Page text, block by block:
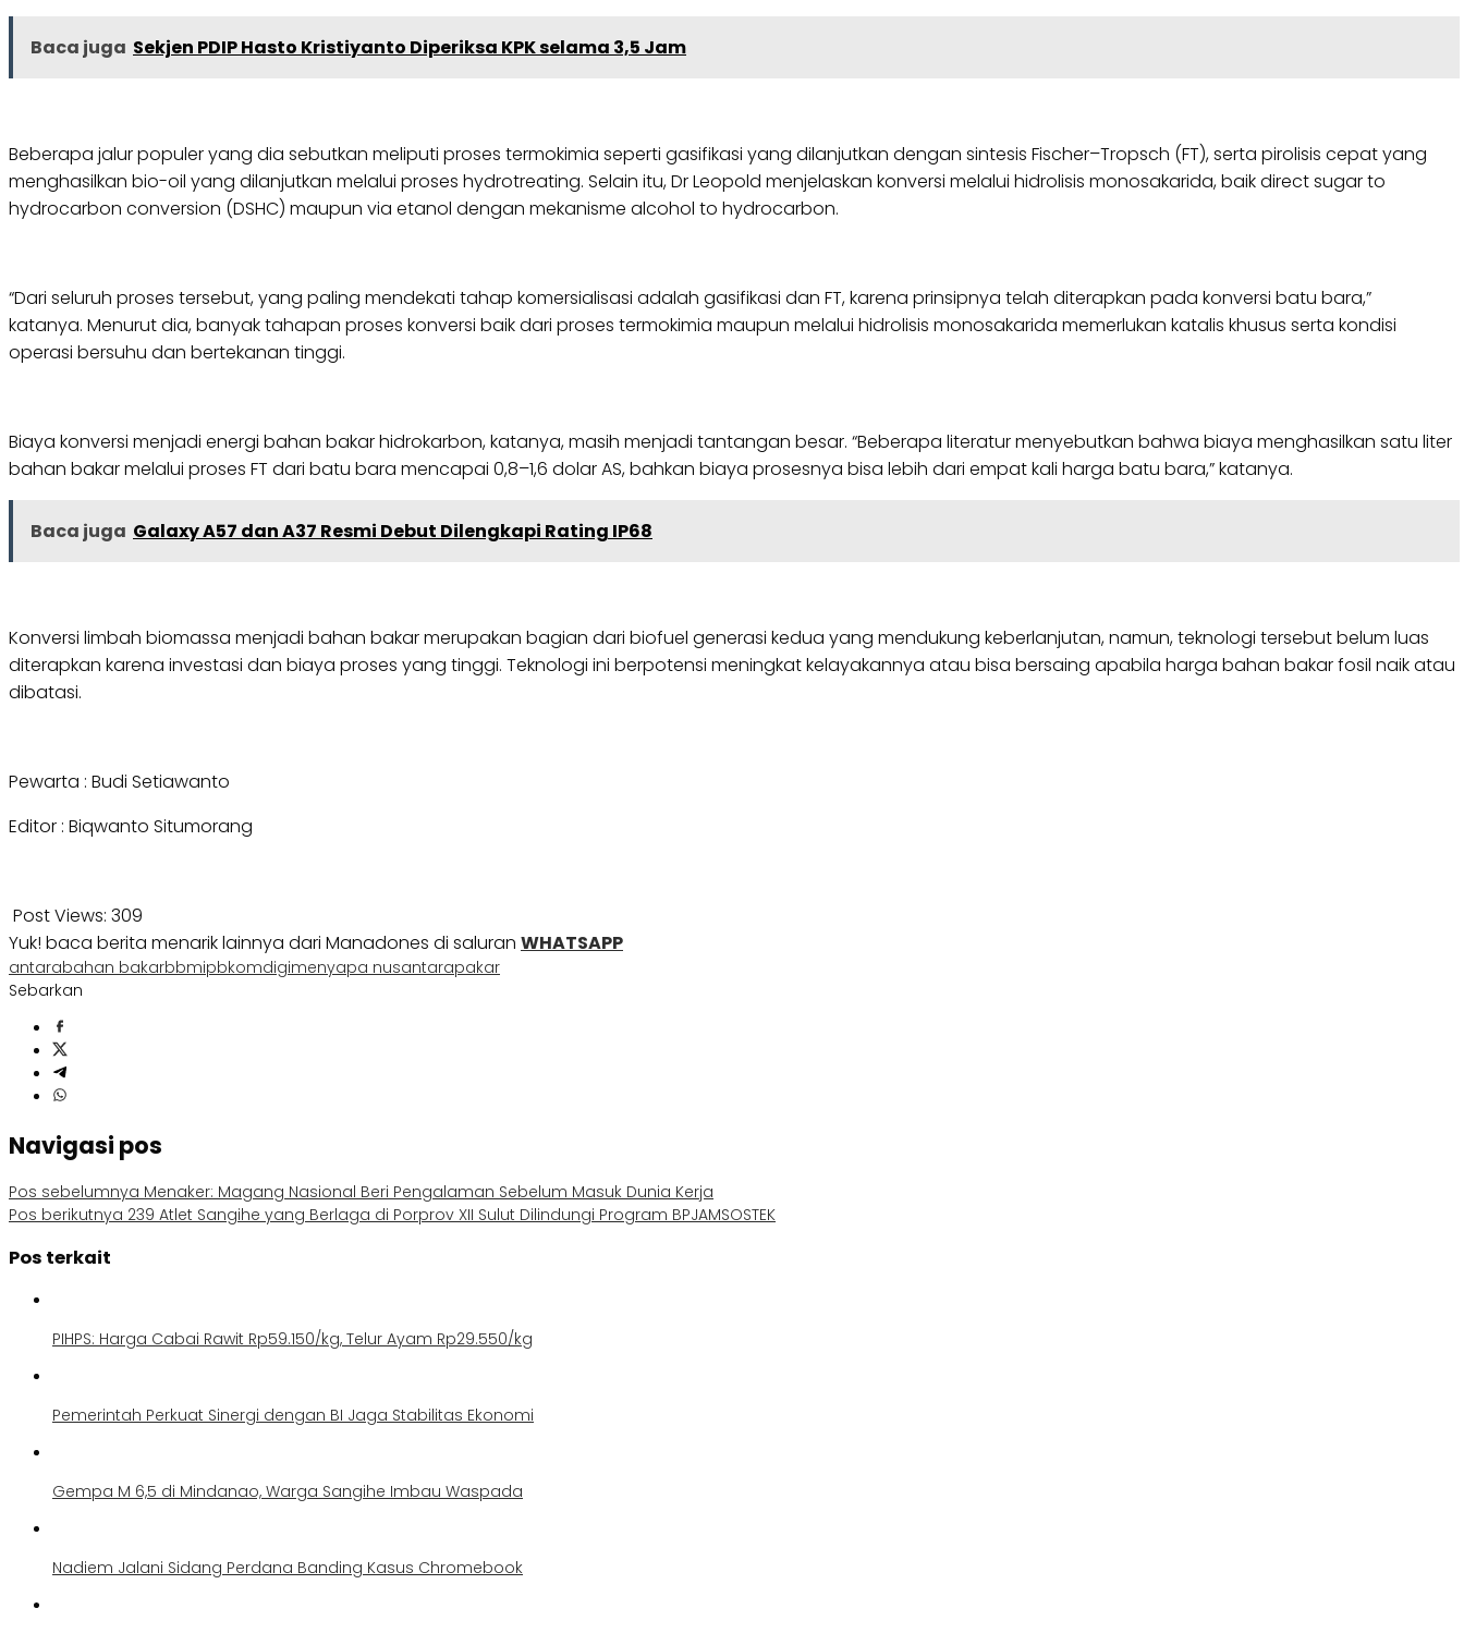
Baca juga Sekjen PDIP Hasto Kristiyanto Diperiksa KPK selama 3,5 Jam
Beberapa jalur populer yang dia sebutkan meliputi proses termokimia seperti gasifikasi yang dilanjutkan dengan sintesis Fischer–Tropsch (FT), serta pirolisis cepat yang
menghasilkan bio-oil yang dilanjutkan melalui proses hydrotreating. Selain itu, Dr Leopold menjelaskan konversi melalui hidrolisis monosakarida, baik direct sugar to
hydrocarbon conversion (DSHC) maupun via etanol dengan mekanisme alcohol to hydrocarbon.
“Dari seluruh proses tersebut, yang paling mendekati tahap komersialisasi adalah gasifikasi dan FT, karena prinsipnya telah diterapkan pada konversi batu bara,”
katanya. Menurut dia, banyak tahapan proses konversi baik dari proses termokimia maupun melalui hidrolisis monosakarida memerlukan katalis khusus serta kondisi
operasi bersuhu dan bertekanan tinggi.
Biaya konversi menjadi energi bahan bakar hidrokarbon, katanya, masih menjadi tantangan besar. “Beberapa literatur menyebutkan bahwa biaya menghasilkan satu liter
bahan bakar melalui proses FT dari batu bara mencapai 0,8–1,6 dolar AS, bahkan biaya prosesnya bisa lebih dari empat kali harga batu bara,” katanya.
Baca juga Galaxy A57 dan A37 Resmi Debut Dilengkapi Rating IP68
Konversi limbah biomassa menjadi bahan bakar merupakan bagian dari biofuel generasi kedua yang mendukung keberlanjutan, namun, teknologi tersebut belum luas
diterapkan karena investasi dan biaya proses yang tinggi. Teknologi ini berpotensi meningkat kelayakannya atau bisa bersaing apabila harga bahan bakar fosil naik atau
dibatasi.
Pewarta : Budi Setiawanto
Editor : Biqwanto Situmorang
Post Views: 309
Yuk! baca berita menarik lainnya dari Manadones di saluran WHATSAPP
antarabahan bakarbbmipbkomdigimenyapa nusantarapakar
Sebarkan
Navigasi pos
Pos sebelumnya Menaker: Magang Nasional Beri Pengalaman Sebelum Masuk Dunia Kerja
Pos berikutnya 239 Atlet Sangihe yang Berlaga di Porprov XII Sulut Dilindungi Program BPJAMSOSTEK
Pos terkait
PIHPS: Harga Cabai Rawit Rp59.150/kg, Telur Ayam Rp29.550/kg
Pemerintah Perkuat Sinergi dengan BI Jaga Stabilitas Ekonomi
Gempa M 6,5 di Mindanao, Warga Sangihe Imbau Waspada
Nadiem Jalani Sidang Perdana Banding Kasus Chromebook